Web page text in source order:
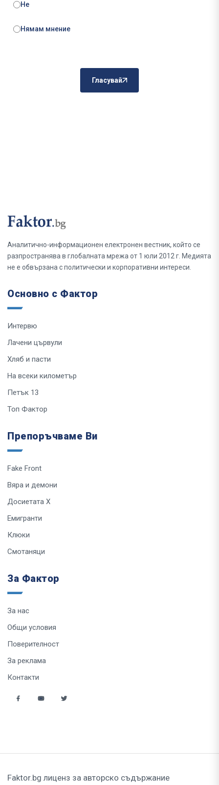
Не
Нямам мнение
Гласувай
Аналитично-информационен електронен вестник, който се
разпространява в глобалната мрежа от 1 юли 2012 г. Медията
не е обвързана с политически и корпоративни интереси.
Основно с Фактор
Интервю
Лачени цървули
Хляб и пасти
На всеки километър
Петък 13
Топ Фактор
Препоръчваме Ви
Fake Front
Вяра и демони
Досиетата Х
Емигранти
Клюки
Смотаняци
За Фактор
За нас
Общи условия
Поверителност
За реклама
Контакти
Faktor.bg лиценз за авторско съдържание